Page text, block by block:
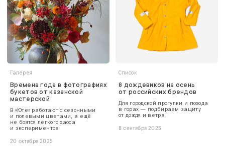
Галерея
Времена года в фотографиях
букетов от казанской
мастерской
В «Юте» работают с сезонными
и полевыми цветами, а ещё
не боятся лёгкого хаоса
и экспериментов.
20 октября 2025
Список
8 дождевиков на осень
от российских брендов
Для городской прогулки и похода
в горах — подбираем защиту
от дождя и ветра.
8 сентября 2025